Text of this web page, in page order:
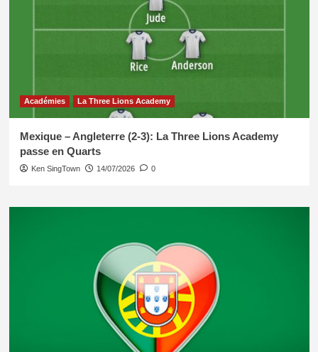
Académies La Three Lions Academy
Mexique – Angleterre (2-3): La Three Lions Academy
passe en Quarts
Ken SingTown 14/07/2026 0